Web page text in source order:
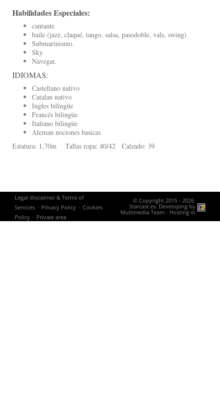
Habilidades Especiales:
cantante
baile (jazz, claqué, tango, salsa, pasodoble, vals, swing)
Submarinismo.
Sky.
Navegar.
IDIOMAS:
Castellano nativo
Catalan nativo
Ingles bilingüe
Francés bilingüe
Italiano bilingüe
Aleman nociones basicas
Estatura: 1,70m Tallas ropa: 40/42 Calzado: 39
Legal disclaimer & Terms of
Services - Privacy Policy - Cookies
Policy - Private area
© Copyright 2015 - 2026.
Starcast.es. Developing by
Multimedia Team - Hosting in